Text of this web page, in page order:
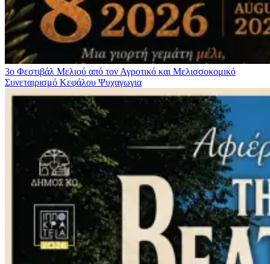
3ο Φεστιβάλ Μελιού από τον Αγροτικό και Μελισσοκομικό
Συνεταιρισμό Κεφάλου Ψυχαγωγια